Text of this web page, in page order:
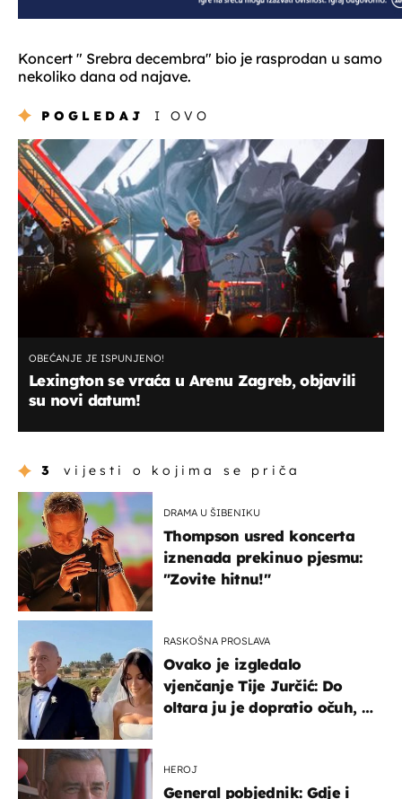
Koncert " Srebra decembra" bio je rasprodan u samo
nekoliko dana od najave.
POGLEDAJ I OVO
OBEĆANJE JE ISPUNJENO!
Lexington se vraća u Arenu Zagreb, objavili
su novi datum!
3 vijesti o kojima se priča
DRAMA U ŠIBENIKU
Thompson usred koncerta
iznenada prekinuo pjesmu:
"Zovite hitnu!"
RASKOŠNA PROSLAVA
Ovako je izgledalo
vjenčanje Tije Jurčić: Do
oltara ju je dopratio očuh, a
HEROJ
General pobjednik: Gdje i